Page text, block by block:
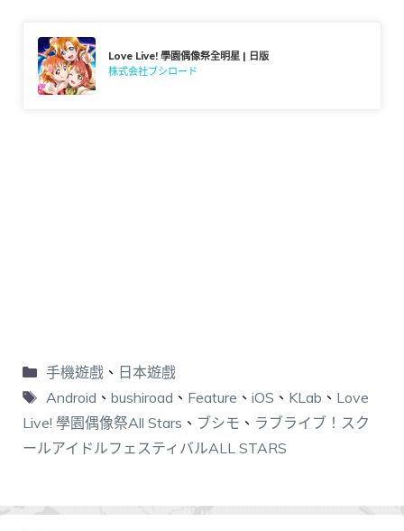
Love Live! 學園偶像祭全明星 | 日版
株式会社ブシロード
手機遊戲、 日本遊戲
Android 、 bushiroad 、 Feature 、 iOS 、 KLab 、 Love
Live! 學園偶像祭All Stars 、 ブシモ 、 ラブライブ！スク
ールアイドルフェスティバルALL STARS